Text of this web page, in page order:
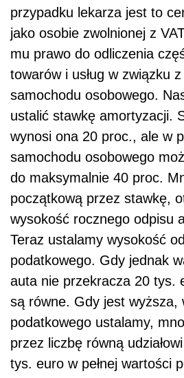
przypadku lekarza jest to
jako osobie zwolnionej z
mu prawo do odliczenia
towarów i usług w związku
samochodu osobowego.
ustalić stawkę amortyzacji.
wynosi ona 20 proc., ale w
samochodu osobowego
do maksymalnie 40 proc.
początkową przez stawkę,
wysokość rocznego odpisu
Teraz ustalamy wysokość
podatkowego. Gdy jednak
auta nie przekracza 20 tys.
są równe. Gdy jest wyższa,
podatkowego ustalamy,
przez liczbę równą
tys. euro w pełnej wartości